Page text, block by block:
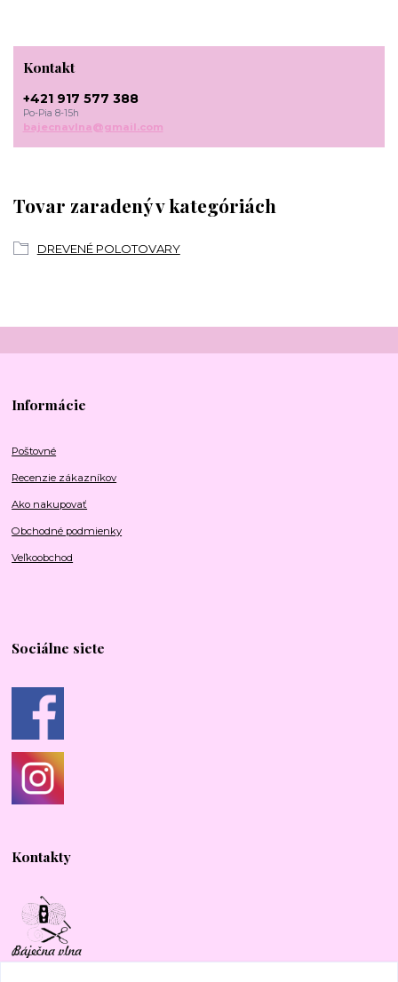
Tovar zaradený v kategóriách
DREVENÉ POLOTOVARY
Kontakt
+421 917 577 388
Po-Pia 8-15h
bajecnavlna@gmail.com
Informácie
Poštovné
Recenzie zákazníkov
Ako nakupovať
Obchodné podmienky
Veľkoobchod
Sociálne siete
Kontakty